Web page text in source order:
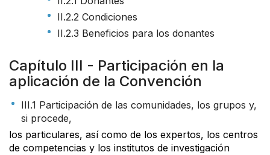
II.2.2 Condiciones
II.2.3 Beneficios para los donantes
Capítulo III - Participación en la
aplicación de la Convención
III.1 Participación de las comunidades, los grupos y,
si procede,
los particulares, así como de los expertos, los centros
de competencias y los institutos de investigación